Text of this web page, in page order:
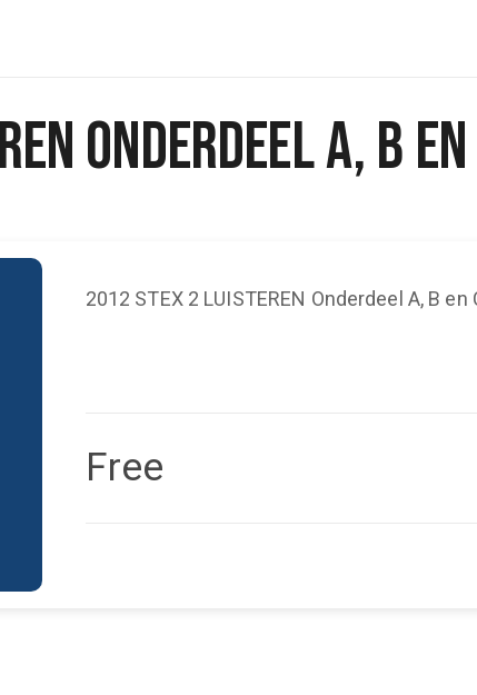
Onderdeel A, B en
2012 STEX 2 LUISTEREN Onderdeel A, B en
Free